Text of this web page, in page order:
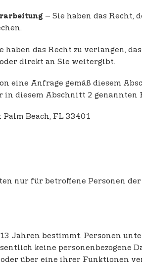
– Sie haben das Recht,
haben das Recht zu verlangen,
direkt an Sie weitergibt.
eine Anfrage gemäß diesem
in diesem Abschnitt 2
Beach, FL 33401
nur für betroffene Personen
Jahren bestimmt. Personen
keine personenbezogene
über eine ihrer Funktionen